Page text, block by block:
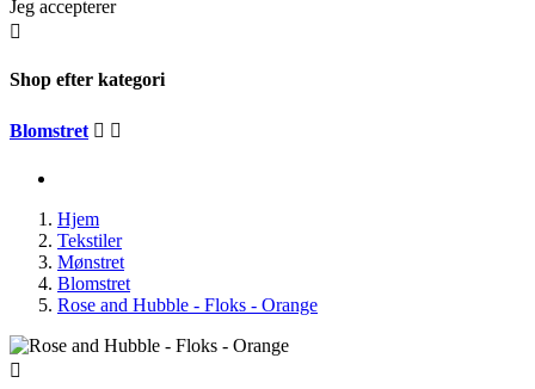
Jeg accepterer

Shop efter kategori
Blomstret  
Hjem
Tekstiler
Mønstret
Blomstret
Rose and Hubble - Floks - Orange
